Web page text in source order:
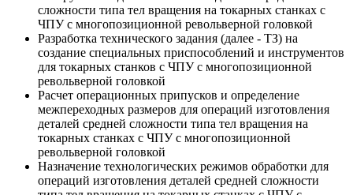
сложности типа тел вращения на токарных станках с
ЧПУ с многопозиционной револьверной головкой
Разработка технического задания (далее - ТЗ) на
создание специальных приспособлений и инструментов
для токарных станков с ЧПУ с многопозиционной
револьверной головкой
Расчет операционных припусков и определение
межпереходных размеров для операций изготовления
деталей средней сложности типа тел вращения на
токарных станках с ЧПУ с многопозиционной
револьверной головкой
Назначение технологических режимов обработки для
операций изготовления деталей средней сложности